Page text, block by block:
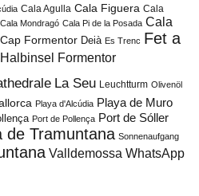
Cala Agulla Cala Figuera Cala
Cala Mondragó Cala Pi de la Posada Cala
Cap Formentor Deià Es Trenc Fet a
Halbinsel Formentor
La Seu Leuchtturm Olivenöl
Playa d'Alcúdia Playa de Muro
Port de Pollença Port de Sóller
de Tramuntana Sonnenaufgang
Valldemossa WhatsApp